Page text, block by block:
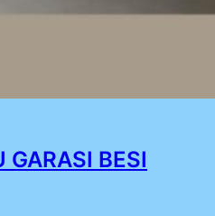
GARASI BESI